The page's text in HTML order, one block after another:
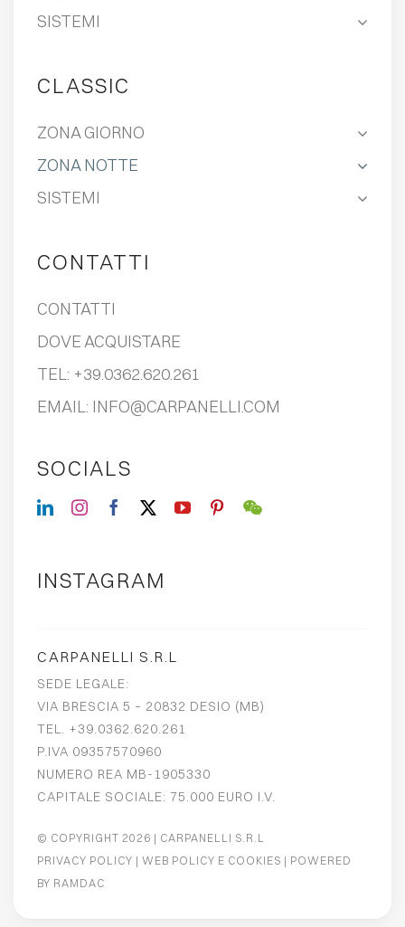
SISTEMI
CLASSIC
ZONA GIORNO
ZONA NOTTE
SISTEMI
CONTATTI
CONTATTI
DOVE ACQUISTARE
TEL: +39.0362.620.261
EMAIL: INFO@CARPANELLI.COM
SOCIALS
INSTAGRAM
CARPANELLI S.R.L
SEDE LEGALE:
VIA BRESCIA 5 – 20832 DESIO (MB)
TEL. +39.0362.620.261
P.IVA 09357570960
NUMERO REA MB-1905330
CAPITALE SOCIALE: 75.000 EURO I.V.
© COPYRIGHT 2026 | CARPANELLI S.R.L
PRIVACY POLICY |WEB POLICY E COOKIES | POWERED
BY RAMDAC